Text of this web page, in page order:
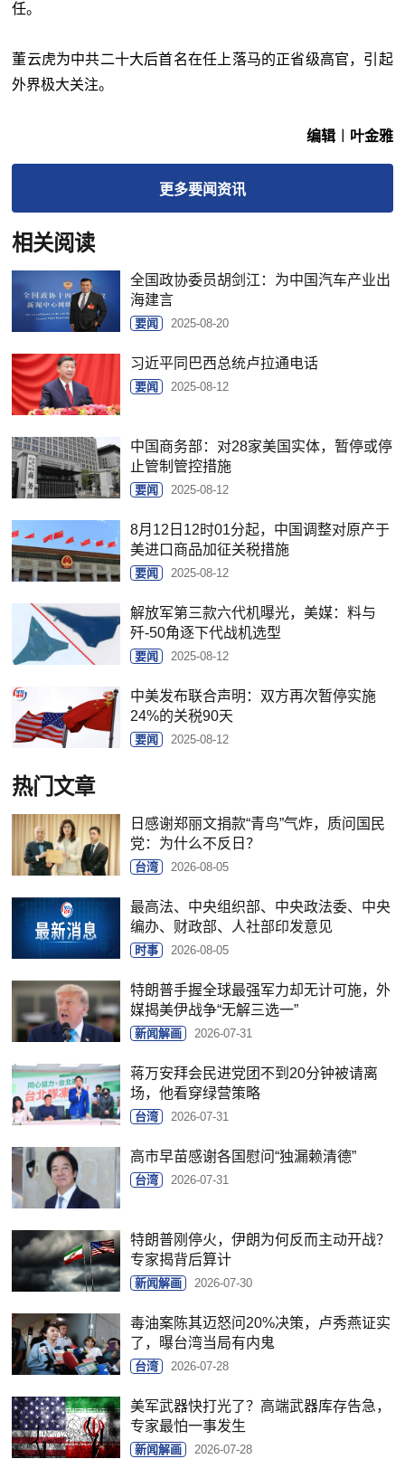
任。
董云虎为中共二十大后首名在任上落马的正省级高官，引起
外界极大关注。
编辑︱叶金雅
更多要闻资讯
相关阅读
全国政协委员胡剑江：为中国汽车产业出
海建言
要闻 2025-08-20
习近平同巴西总统卢拉通电话
要闻 2025-08-12
中国商务部：对28家美国实体，暂停或停
止管制管控措施
要闻 2025-08-12
8月12日12时01分起，中国调整对原产于
美进口商品加征关税措施
要闻 2025-08-12
解放军第三款六代机曝光，美媒：料与
歼-50角逐下代战机选型
要闻 2025-08-12
中美发布联合声明：双方再次暂停实施
24%的关税90天
要闻 2025-08-12
热门文章
日感谢郑丽文捐款“青鸟”气炸，质问国民
党：为什么不反日？
台湾 2026-08-05
最高法、中央组织部、中央政法委、中央
编办、财政部、人社部印发意见
时事 2026-08-05
特朗普手握全球最强军力却无计可施，外
媒揭美伊战争“无解三选一”
新闻解画 2026-07-31
蒋万安拜会民进党团不到20分钟被请离
场，他看穿绿营策略
台湾 2026-07-31
高市早苗感谢各国慰问“独漏赖清德”
台湾 2026-07-31
特朗普刚停火，伊朗为何反而主动开战？
专家揭背后算计
新闻解画 2026-07-30
毒油案陈其迈怒问20%决策，卢秀燕证实
了，曝台湾当局有内鬼
台湾 2026-07-28
美军武器快打光了？高端武器库存告急，
专家最怕一事发生
新闻解画 2026-07-28